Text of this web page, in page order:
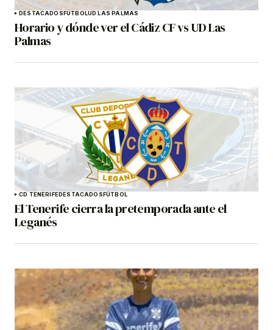
DESTACADOSFÚTBOLUD LAS PALMAS
Horario y dónde ver el Cádiz CF vs UD Las
Palmas
CD TENERIFEDESTACADOSFÚTBOL
El Tenerife cierra la pretemporada ante el
Leganés